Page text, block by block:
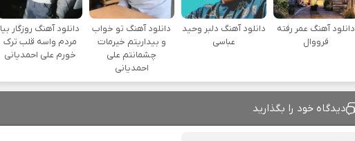
دانلود آهنگ عمر رفته
فرووال
دانلود آهنگ دلبر وحید
عباسی
دانلود آهنگ تو خواب
و بیداریتم خیرمات
چشمانتم علی
احمدیانی
دانلود آهنگ روزگار بیا
مردم واسه قلب ترک
خورم علی احمدیانی
دیدگاه خود را بگذارید